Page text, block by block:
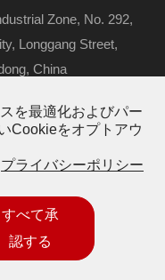
Zone, No. 292,
Longgang Street,
China
Co., Ltd.すべての権利
を最適化およびパー
Cookieをオプトアウ
プライバシーポリシー
すべて承
認する